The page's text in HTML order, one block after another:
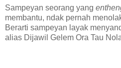
Sampeyan seorang yang
membantu, ndak pernah
Berarti sampeyan layak
alias Dijawil Gelem Ora Tau